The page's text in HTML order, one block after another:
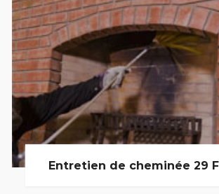
Entretien de cheminée 29